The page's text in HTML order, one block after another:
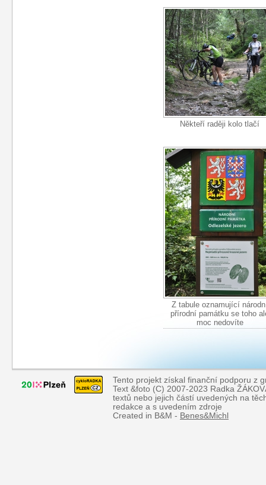
Někteří raději kolo tlačí
Z tabule oznamující
přírodní památku se toho
moc nedovíte
Tento projekt získal finanční podporu z
Text &foto (C) 2007-2023 Radka
textů nebo jejich částí uvedených na
redakce a s uvedením zdroje
Created in B&M - Benes&Michl